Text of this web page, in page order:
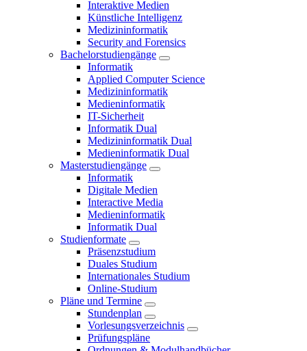
Interaktive Medien
Künstliche Intelligenz
Medizininformatik
Security and Forensics
Bachelorstudiengänge
Informatik
Applied Computer Science
Medizininformatik
Medieninformatik
IT-Sicherheit
Informatik Dual
Medizininformatik Dual
Medieninformatik Dual
Masterstudiengänge
Informatik
Digitale Medien
Interactive Media
Medieninformatik
Informatik Dual
Studienformate
Präsenzstudium
Duales Studium
Internationales Studium
Online-Studium
Pläne und Termine
Stundenplan
Vorlesungsverzeichnis
Prüfungspläne